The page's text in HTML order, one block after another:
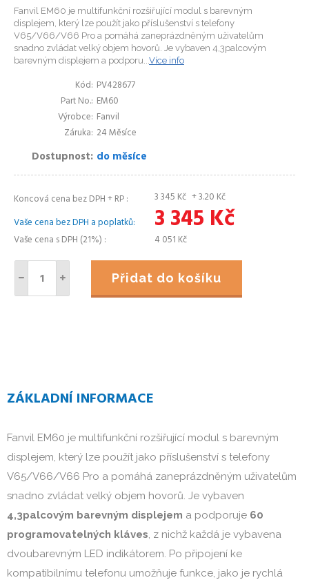
Fanvil EM60 je multifunkční rozšiřující modul s barevným
displejem, který lze použít jako příslušenství s telefony
V65/V66/V66 Pro a pomáhá zaneprázdněným uživatelům
snadno zvládat velký objem hovorů. Je vybaven 4,3palcovým
barevným displejem a podporu...Více info
Kód PV428677
Part No. EM60
Výrobce Fanvil
Záruka 24 Měsíce
Dostupnost do měsíce
Koncová cena bez DPH + RP 3 345 Kč + 3.20 Kč
Vaše cena bez DPH a poplatků
3 345 Kč
Vaše cena s DPH (21%) 4 051 Kč
Přidat do košíku
ZÁKLADNÍ INFORMACE
Fanvil EM60 je multifunkční rozšiřující modul s barevným
displejem, který lze použít jako příslušenství s telefony
V65/V66/V66 Pro a pomáhá zaneprázdněným uživatelům
snadno zvládat velký objem hovorů. Je vybaven
4,3palcovým barevným displejem a podporuje 60
programovatelných kláves, z nichž každá je vybavena
dvoubarevným LED indikátorem. Po připojení ke
kompatibilnímu telefonu umožňuje funkce, jako je rychlá